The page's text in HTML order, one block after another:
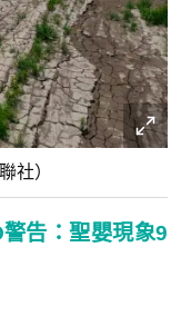
社）
告：聖嬰現象9